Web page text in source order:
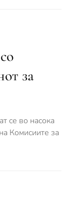
за
се во насока
Комисиите за